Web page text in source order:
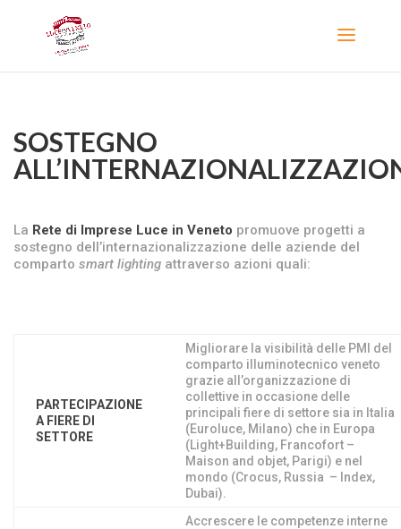
SOSTEGNO
La Rete di Imprese Luce in Veneto promuove progetti a
sostegno dell’internazionalizzazione delle aziende del
comparto smart lighting attraverso azioni quali:
PARTECIPAZIONE
A FIERE DI
SETTORE
Migliorare la visibilità delle PMI del
comparto illuminotecnico veneto
grazie all’organizzazione di
collettive in occasione delle
principali fiere di settore sia in Italia
(Euroluce, Milano) che in Europa
(Light+Building, Francofort –
Maison and objet, Parigi) e nel
mondo (Crocus, Russia – Index,
Dubai).
Accrescere le competenze interne